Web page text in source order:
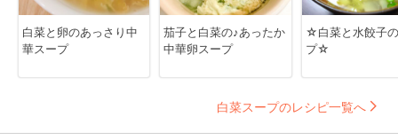
白菜と卵のあっさり中
華スープ
茄子と白菜の♪あったか
中華卵スープ
☆白菜と水餃子
プ☆
白菜スープのレシピ一覧へ